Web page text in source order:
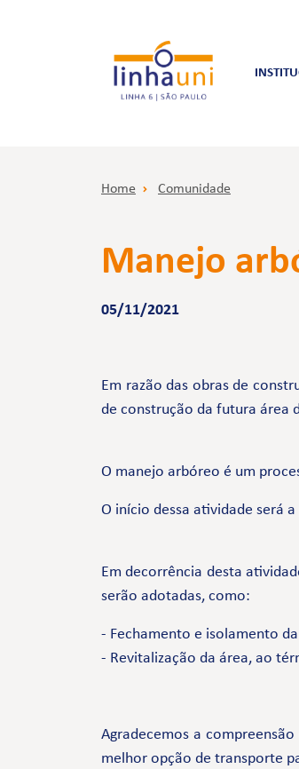
Home Comunidade
Manejo
05/11/2021
Em razão das obras de
de construção da futura área
O manejo arbóreo é um
O início dessa atividade será
Em decorrência desta
serão adotadas, como:
- Fechamento e isolamento
- Revitalização da área, ao
Agradecemos a
melhor opção de transporte